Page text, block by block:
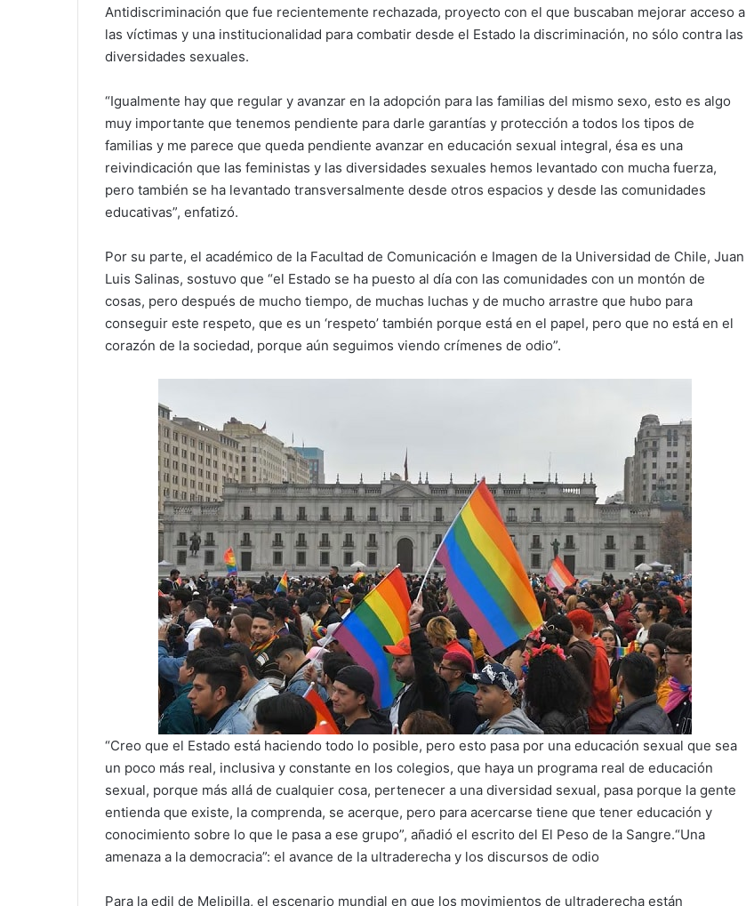
Antidiscriminación que fue recientemente rechazada, proyecto con el que buscaban mejorar acceso a
las víctimas y una institucionalidad para combatir desde el Estado la discriminación, no sólo contra las
diversidades sexuales.
“Igualmente hay que regular y avanzar en la adopción para las familias del mismo sexo, esto es algo
muy importante que tenemos pendiente para darle garantías y protección a todos los tipos de
familias y me parece que queda pendiente avanzar en educación sexual integral, ésa es una
reivindicación que las feministas y las diversidades sexuales hemos levantado con mucha fuerza,
pero también se ha levantado transversalmente desde otros espacios y desde las comunidades
educativas”, enfatizó.
Por su parte, el académico de la Facultad de Comunicación e Imagen de la Universidad de Chile, Juan
Luis Salinas, sostuvo que “el Estado se ha puesto al día con las comunidades con un montón de
cosas, pero después de mucho tiempo, de muchas luchas y de mucho arrastre que hubo para
conseguir este respeto, que es un ‘respeto’ también porque está en el papel, pero que no está en el
corazón de la sociedad, porque aún seguimos viendo crímenes de odio”.
“Creo que el Estado está haciendo todo lo posible, pero esto pasa por una educación sexual que sea
un poco más real, inclusiva y constante en los colegios, que haya un programa real de educación
sexual, porque más allá de cualquier cosa, pertenecer a una diversidad sexual, pasa porque la gente
entienda que existe, la comprenda, se acerque, pero para acercarse tiene que tener educación y
conocimiento sobre lo que le pasa a ese grupo”, añadió el escrito del El Peso de la Sangre.“Una
amenaza a la democracia”: el avance de la ultraderecha y los discursos de odio
Para la edil de Melipilla, el escenario mundial en que los movimientos de ultraderecha están